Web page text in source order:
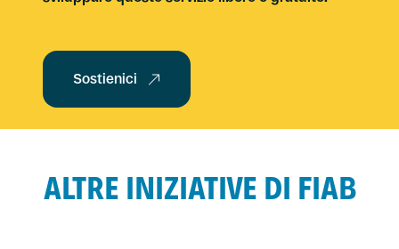
Sostienici
ALTRE INIZIATIVE DI FIAB